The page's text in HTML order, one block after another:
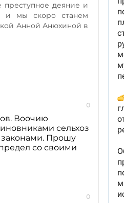
преступное деяние и
и мы скоро станем
Анной Анюхиной в
0
Воочию
сельхоз
законами. Прошу
со своими
0